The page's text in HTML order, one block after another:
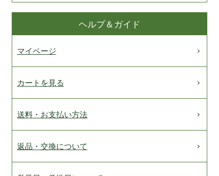
ヘルプ＆ガイド
マイページ
カートを見る
送料・お支払い方法
返品・交換について